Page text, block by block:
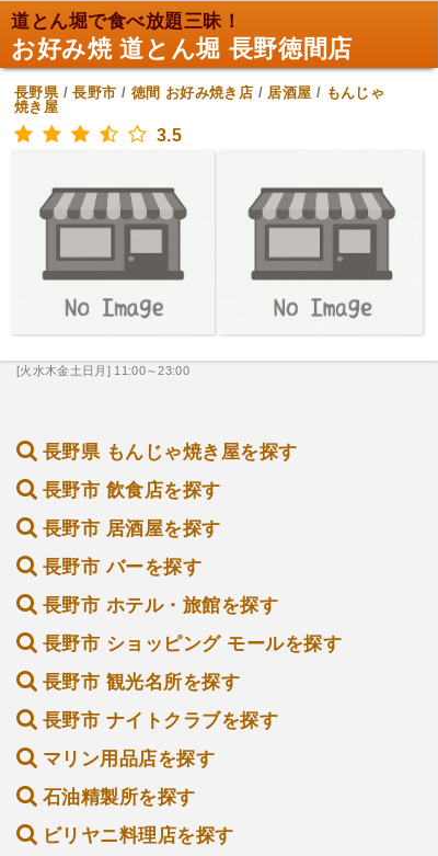
道とん堀で食べ放題三昧！
お好み焼 道とん堀 長野徳間店
長野県/長野市 / 徳間 お好み焼き店 / 居酒屋 / もんじゃ
焼き屋
3.5
[火水木金土日月] 11:00～23:00
長野県 もんじゃ焼き屋を探す
長野市 飲食店を探す
長野市 居酒屋を探す
長野市 バーを探す
長野市 ホテル・旅館を探す
長野市 ショッピング モールを探す
長野市 観光名所を探す
長野市 ナイトクラブを探す
マリン用品店を探す
石油精製所を探す
ビリヤニ料理店を探す